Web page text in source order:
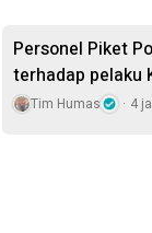
Personel Piket
terhadap pelaku
Tim Humas 4